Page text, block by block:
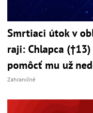
Smrtiaci útok v
raji: Chlapca
pomôcť mu už
Zahraničné